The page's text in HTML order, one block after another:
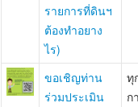
รายการที่ดินฯ
ต้องทำอยาง
ไร)
ขอเชิญท่าน
ร่วมประเมิน
ทุ
ก